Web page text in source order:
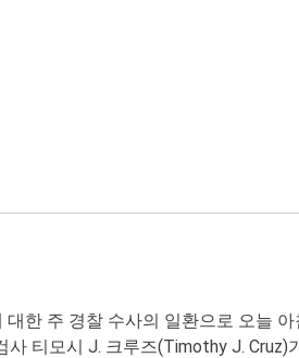
한 주 경찰 수사의 일환으로 오늘
티모시 J. 크루즈(Timothy J. Cruz)